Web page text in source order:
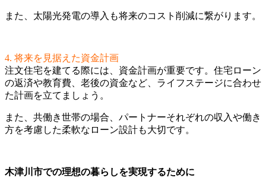
また、太陽光発電の導入も将来のコスト削減に繋がります。
4. 将来を見据えた資金計画
注文住宅を建てる際には、資金計画が重要です。住宅ローン
の返済や教育費、老後の資金など、ライフステージに合わせ
た計画を立てましょう。
また、共働き世帯の場合、パートナーそれぞれの収入や働き
方を考慮した柔軟なローン設計も大切です。
木津川市での理想の暮らしを実現するために